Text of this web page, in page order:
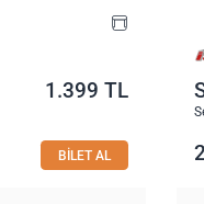
1.399 TL
BİLET AL